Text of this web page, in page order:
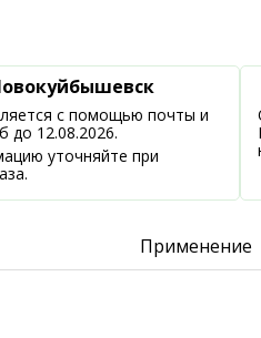
с помощью почты и
до 12.08.2026.
уточняйте при
Применение